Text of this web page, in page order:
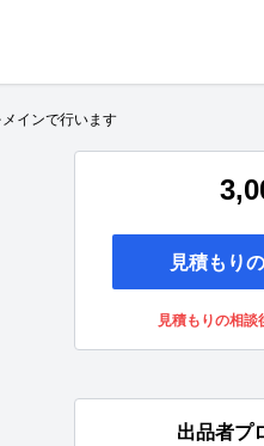
インで行います
見積もり
見積もりの相談
出品者プ